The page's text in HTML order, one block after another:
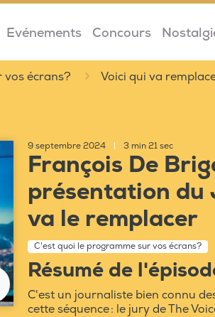
Evénements Concours
vos écrans?
Voici qui va
9 septembre 2024 3 min 21 sec
François De
présentation du
va le remplacer
C'est quoi le programme sur vos écrans?
Résumé de
C'est un journaliste bien connu
cette séquence : le jury de The